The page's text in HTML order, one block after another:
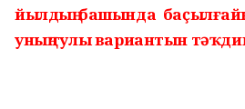
йылдың башында
уның тулы вариантын